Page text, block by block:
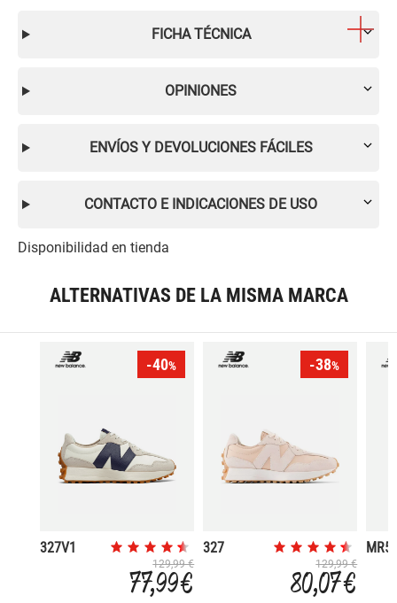
FICHA TÉCNICA
OPINIONES
ENVÍOS Y DEVOLUCIONES FÁCILES
CONTACTO E INDICACIONES DE USO
Disponibilidad en tienda
ALTERNATIVAS DE LA MISMA MARCA
-40%
327V1
129,99 €
77,99 €
-38%
327
129,99 €
80,07 €